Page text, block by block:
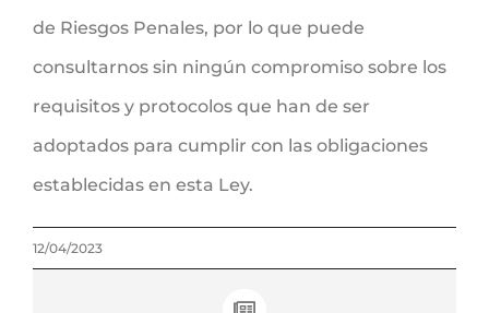
de Riesgos Penales, por lo que puede
consultarnos sin ningún compromiso sobre los
requisitos y protocolos que han de ser
adoptados para cumplir con las obligaciones
establecidas en esta Ley.
12/04/2023